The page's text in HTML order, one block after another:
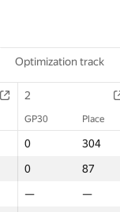
Optimization track
2
GP30 Place
0 304
0 87
— —